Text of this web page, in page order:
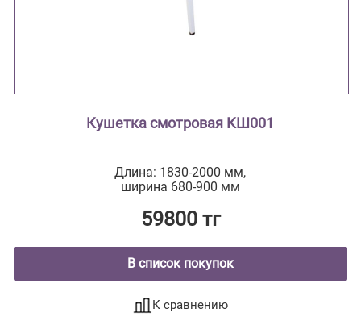
Кушетка смотровая КШ001
Длина: 1830-2000 мм,
ширина 680-900 мм
59800 тг
В список покупок
К сравнению